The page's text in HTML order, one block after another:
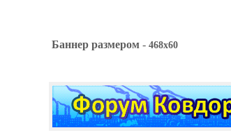
Баннер размером - 468x60